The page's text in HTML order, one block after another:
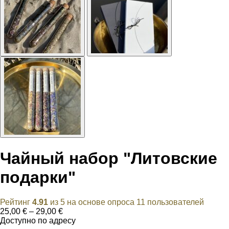
Чайный набор "Литовские
подарки"
Рейтинг 4.91 из 5 на основе опроса 11 пользователей
25,00 € – 29,00 €Диапазон
цен:
Доступно по адресу